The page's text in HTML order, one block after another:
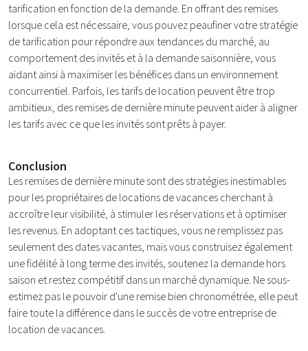
tarification en fonction de la demande. En offrant des remises
lorsque cela est nécessaire, vous pouvez peaufiner votre stratégie
de tarification pour répondre aux tendances du marché, au
comportement des invités et à la demande saisonnière, vous
aidant ainsi à maximiser les bénéfices dans un environnement
concurrentiel. Parfois, les tarifs de location peuvent être trop
ambitieux, des remises de dernière minute peuvent aider à aligner
les tarifs avec ce que les invités sont prêts à payer.
Conclusion
Les remises de dernière minute sont des stratégies inestimables
pour les propriétaires de locations de vacances cherchant à
accroître leur visibilité, à stimuler les réservations et à optimiser
les revenus. En adoptant ces tactiques, vous ne remplissez pas
seulement des dates vacantes, mais vous construisez également
une fidélité à long terme des invités, soutenez la demande hors
saison et restez compétitif dans un marché dynamique. Ne sous-
estimez pas le pouvoir d'une remise bien chronométrée, elle peut
faire toute la différence dans le succès de votre entreprise de
location de vacances.